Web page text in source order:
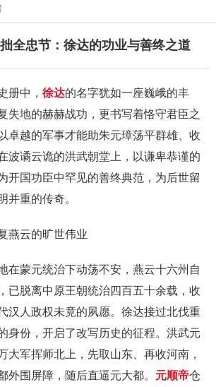
全忠节：徐达的功业与善终之道
册中， 徐达的名字犹如一座巍峨的丰
失地的赫赫战功，更书写着恪守君臣之
卓越的军事才能助朱元璋荡平群雄、收
波谲云诡的洪武朝堂上，以谦卑恭谨的
开国功臣中罕见的善终典范，为后世留
并重的传奇。
燕云的旷世伟业
在蒙元统治下动荡不安，燕云十六州自
已脱离中原王朝统治四百五十余载，收
汉人政权未竟的夙愿。徐达接过北伐重
身份，开启了改写历史的征程。洪武元
大军挥师北上，先取山东、再收河南，
外围屏障，随后直逼元大都。 元顺帝仓